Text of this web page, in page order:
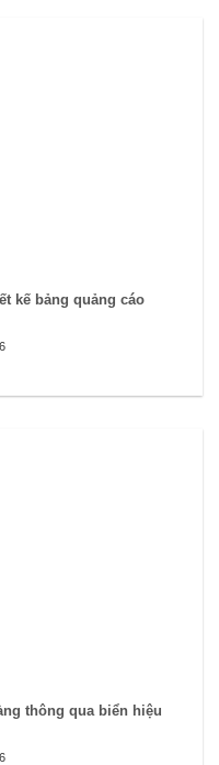
kế bảng quảng cáo
thông qua biển hiệu